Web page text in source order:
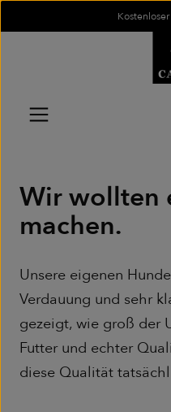
Zum Hauptinhalt springen
Kostenloser
Wir wollten
machen.
Unsere eigenen
Verdauung und sehr
gezeigt, wie groß der
Futter und echter
diese Qualität